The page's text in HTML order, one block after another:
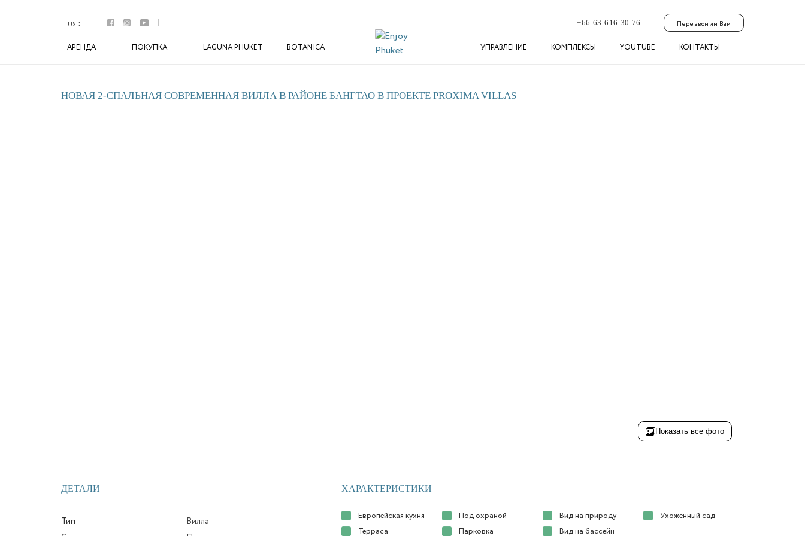
USD +66-63-616-30-76 Перезвоним Вам
АРЕНДА ПОКУПКА LAGUNA PHUKET BOTANICA УПРАВЛЕНИЕ КОМПЛЕКСЫ YOUTUBE КОНТАКТЫ
НОВАЯ 2-СПАЛЬНАЯ СОВРЕМЕННАЯ ВИЛЛА В РАЙОНЕ БАНГТАО В ПРОЕКТЕ PROXIMA VILLAS
Показать все фото
ДЕТАЛИ
Тип
Вилла
ХАРАКТЕРИСТИКИ
Европейская кухня
Терраса
Под охраной
Парковка
Вид на природу
Вид на бассейн
Ухоженный сад